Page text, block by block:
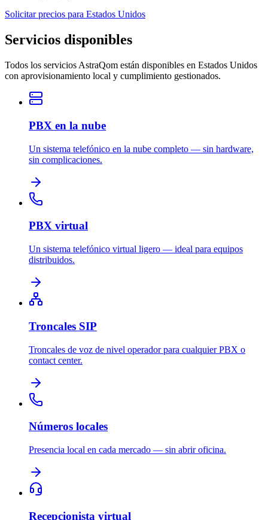
Solicitar precios para Estados Unidos
Servicios disponibles
Todos los servicios AstraQom están disponibles en Estados Unidos
con aprovisionamiento local y cumplimiento gestionados.
PBX en la nube
Un sistema telefónico en la nube completo — sin hardware,
sin complicaciones.
PBX virtual
Un sistema telefónico virtual ligero — ideal para equipos
distribuidos.
Troncales SIP
Troncales de voz de nivel operador para cualquier PBX o
contact center.
Números locales
Presencia local en cada mercado — sin abrir oficina.
Recepcionista virtual